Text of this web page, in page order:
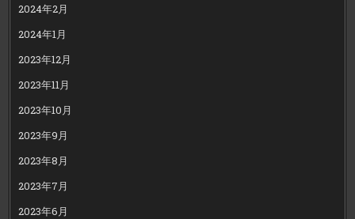
2024年2月
2024年1月
2023年12月
2023年11月
2023年10月
2023年9月
2023年8月
2023年7月
2023年6月